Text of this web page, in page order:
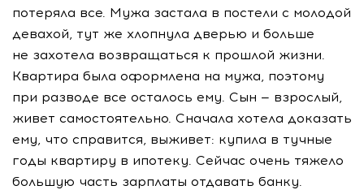
потеряла все. Мужа застала в постели с молодой
девахой, тут же хлопнула дверью и больше
не захотела возвращаться к прошлой жизни.
Квартира была оформлена на мужа, поэтому
при разводе все осталось ему. Сын — взрослый,
живет самостоятельно. Сначала хотела доказать
ему, что справится, выживет: купила в тучные
годы квартиру в ипотеку. Сейчас очень тяжело
большую часть зарплаты отдавать банку.